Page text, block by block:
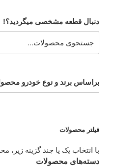
دنبال قطعه مشخصی میگردید؟!
براساس برند و نوع خودرو محصول
فیلتر محصولات
با انتخاب یک یا چند گزینه زیر،
دسته‌های محصولات